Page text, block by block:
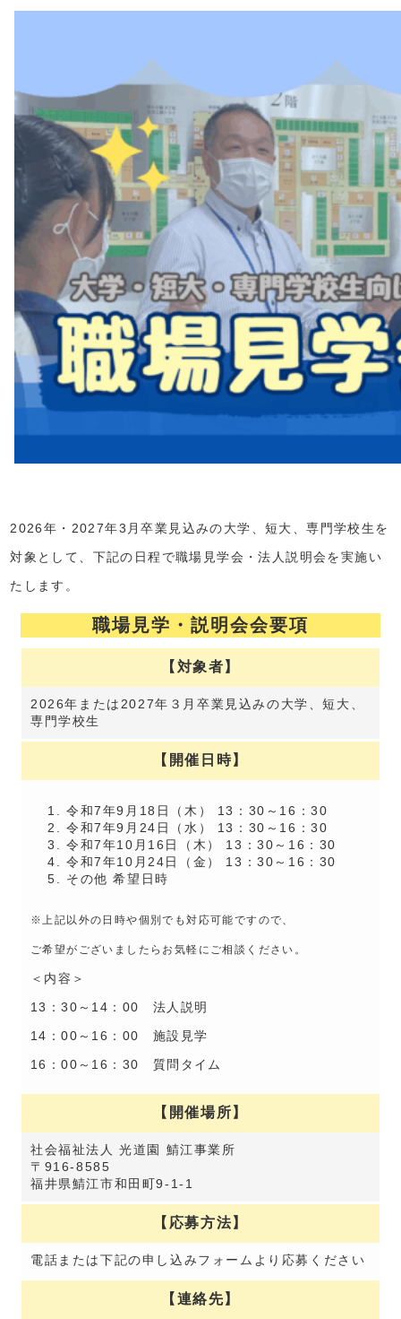
2026年・2027年3月卒業見込みの大学、短大、専門学校生を
対象として、下記の日程で職場見学会・法人説明会を実施い
たします。
職場見学・説明会会要項
【対象者】
2026年または2027年３月卒業見込みの大学、短大、
専門学校生
【開催日時】
令和7年9月18日（木） 13：30～16：30
令和7年9月24日（水） 13：30～16：30
令和7年10月16日（木） 13：30～16：30
令和7年10月24日（金） 13：30～16：30
その他 希望日時
※上記以外の日時や個別でも対応可能ですので、
ご希望がございましたらお気軽にご相談ください。
＜内容＞
13：30～14：00 法人説明
14：00～16：00 施設見学
16：00～16：30 質問タイム
【開催場所】
社会福祉法人 光道園 鯖江事業所
〒916-8585
福井県鯖江市和田町9-1-1
【応募方法】
電話または下記の申し込みフォームより応募ください
【連絡先】